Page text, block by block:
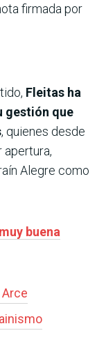
firmada por
Fleitas ha
gestión que
, quienes desde
apertura,
Alegre como
buena